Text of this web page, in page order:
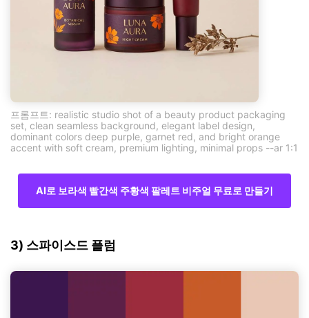
프롬프트: realistic studio shot of a beauty product packaging
set, clean seamless background, elegant label design,
dominant colors deep purple, garnet red, and bright orange
accent with soft cream, premium lighting, minimal props --ar 1:1
AI로 보라색 빨간색 주황색 팔레트 비주얼 무료로 만들기
3) 스파이스드 플럼